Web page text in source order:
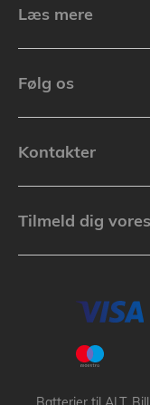
Læs mere
Følg os
Kontakter
Tilmeld dig